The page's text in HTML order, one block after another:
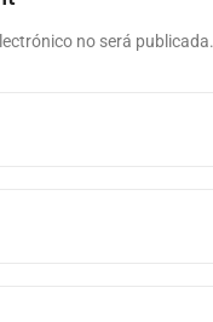
no será publicada.